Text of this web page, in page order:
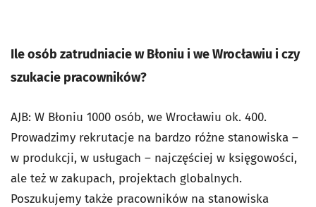
Ile osób zatrudniacie w Błoniu i we Wrocławiu i czy
szukacie pracowników?
AJB: W Błoniu 1000 osób, we Wrocławiu ok. 400.
Prowadzimy rekrutacje na bardzo różne stanowiska –
w produkcji, w usługach – najczęściej w księgowości,
ale też w zakupach, projektach globalnych.
Poszukujemy także pracowników na stanowiska